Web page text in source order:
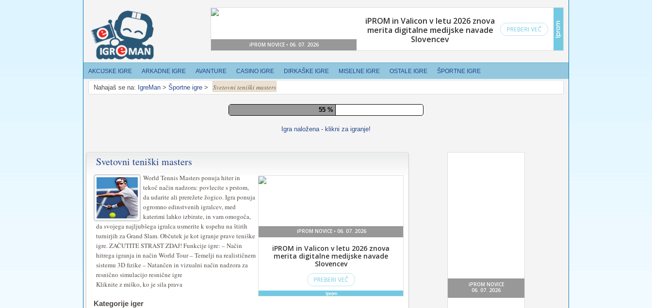
AKCIJSKE IGRE ARKADNE IGRE AVANTURE CASINO IGRE DIRKAŠKE IGRE MISELNE IGRE OSTALE IGRE ŠPORTNE IGRE
Nahajaš se na: IgreMan > Športne igre > Svetovni teniški masters
61 %
Igra naložena - klikni za igranje!
Svetovni teniški masters
World Tennis Masters ponuja hiter in
tekoč način nadzora: povlecite s prstom,
da udarite ali prerežete žogico. Igra ponuja
ogromno edinstvenih igralcev, med
katerimi lahko izbirate, in vam omogoča,
da svojega najljubšega igralca usmerite k uspehu na štirih
turnirjih za Grand Slam. Občutek je kot igranje prave teniške
igre. ZAČUTITE STRAST ZDAJ! Funkcije igre: – Način
hitrega igranja in način World Tour – Temelji na realističnem
sistemu 3D fizike – Natančen in vizualni način nadzora za
resnično simulacijo resnične igre
Kliknite z miško, ko je sila prava
Kategorije iger